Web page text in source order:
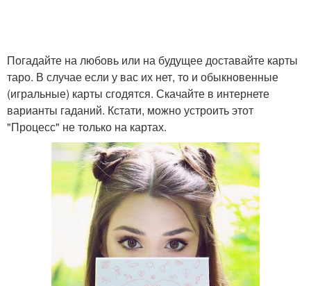
Погадайте на любовь или на будущее доставайте карты
таро. В случае если у вас их нет, то и обыкновенные
(игральные) карты сгодятся. Скачайте в интернете
варианты гаданий. Кстати, можно устроить этот
"Процесс" не только на картах.